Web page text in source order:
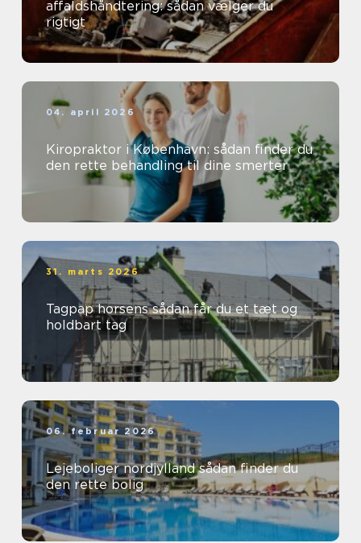
affaldshåndtering: sådan vælger du
rigtigt
04. april 2026
Kiropraktor i København: sådan finder du
den rette behandling til dine smerter
31. marts 2026
Tagpap horsens sådan får du et tæt og
holdbart tag
06. februar 2026
Lejeboliger nordjylland sådan finder du
den rette bolig